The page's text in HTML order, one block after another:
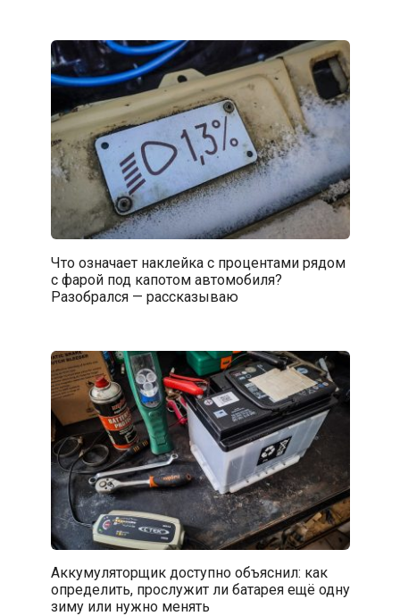
Что означает наклейка с процентами рядом
с фарой под капотом автомобиля?
Разобрался — рассказываю
Аккумуляторщик доступно объяснил: как
определить, прослужит ли батарея ещё одну
зиму или нужно менять